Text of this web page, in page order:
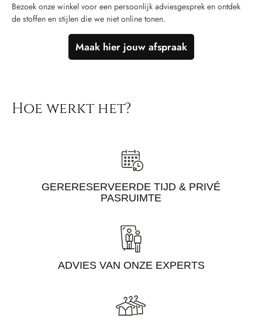
Bezoek onze winkel voor een persoonlijk adviesgesprek en ontdek
de stoffen en stijlen die we niet online tonen.
Maak hier jouw afspraak
Hoe werkt het?
GERERESERVEERDE TIJD & PRIVÉ
PASRUIMTE
ADVIES VAN ONZE EXPERTS